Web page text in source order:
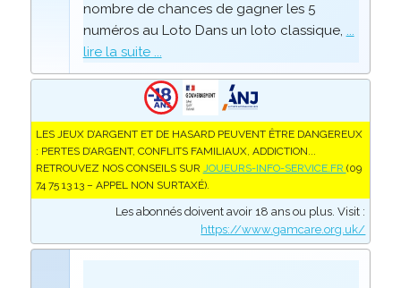
nombre de chances de gagner les 5
numéros au Loto Dans un loto classique, ...
lire la suite ...
LES JEUX D’ARGENT ET DE HASARD PEUVENT ÊTRE DANGEREUX
: PERTES D’ARGENT, CONFLITS FAMILIAUX, ADDICTION...
RETROUVEZ NOS CONSEILS SUR JOUEURS-INFO-SERVICE.FR (09
74 75 13 13 – APPEL NON SURTAXÉ).
Les abonnés doivent avoir 18 ans ou plus. Visit :
https://www.gamcare.org.uk/